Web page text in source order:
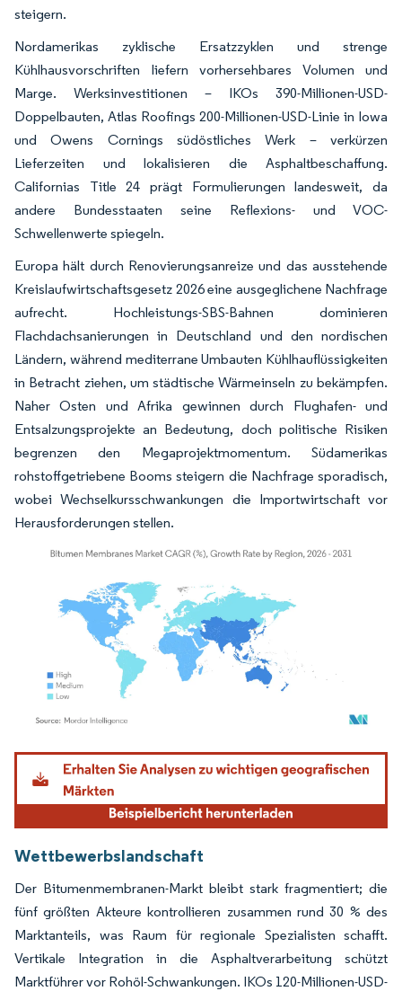
steigern.
Nordamerikas zyklische Ersatzzyklen und strenge
Kühlhausvorschriften liefern vorhersehbares Volumen und
Marge. Werksinvestitionen – IKOs 390-Millionen-USD-
Doppelbauten, Atlas Roofings 200-Millionen-USD-Linie in Iowa
und Owens Cornings südöstliches Werk – verkürzen
Lieferzeiten und lokalisieren die Asphaltbeschaffung.
Californias Title 24 prägt Formulierungen landesweit, da
andere Bundesstaaten seine Reflexions- und VOC-
Schwellenwerte spiegeln.
Europa hält durch Renovierungsanreize und das ausstehende
Kreislaufwirtschaftsgesetz 2026 eine ausgeglichene Nachfrage
aufrecht. Hochleistungs-SBS-Bahnen dominieren
Flachdachsanierungen in Deutschland und den nordischen
Ländern, während mediterrane Umbauten Kühlhauflüssigkeiten
in Betracht ziehen, um städtische Wärmeinseln zu bekämpfen.
Naher Osten und Afrika gewinnen durch Flughafen- und
Entsalzungsprojekte an Bedeutung, doch politische Risiken
begrenzen den Megaprojektmomentum. Südamerikas
rohstoffgetriebene Booms steigern die Nachfrage sporadisch,
wobei Wechselkursschwankungen die Importwirtschaft vor
Herausforderungen stellen.
Bild © Mordor Intelligence. Wiederverwendung erfordert Namensnennung gemäß
Wettbewerbslandschaft
Der Bitumenmembranen-Markt bleibt stark fragmentiert; die
fünf größten Akteure kontrollieren zusammen rund 30 % des
Marktanteils, was Raum für regionale Spezialisten schafft.
Vertikale Integration in die Asphaltverarbeitung schützt
Marktführer vor Rohöl-Schwankungen. IKOs 120-Millionen-USD-